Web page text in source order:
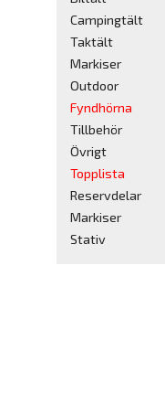
Campingtält
Taktält
Markiser
Outdoor
Fyndhörna
Tillbehör
Övrigt
Topplista
Reservdelar
Markiser
Stativ